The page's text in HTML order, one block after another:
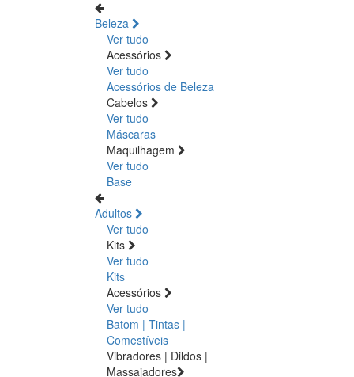
Beleza
Ver tudo
Acessórios
Ver tudo
Acessórios de Beleza
Cabelos
Ver tudo
Máscaras
Maquilhagem
Ver tudo
Base
Adultos
Ver tudo
Kits
Ver tudo
Kits
Acessórios
Ver tudo
Batom | Tintas |
Comestíveis
Vibradores | Dildos |
Massajadores